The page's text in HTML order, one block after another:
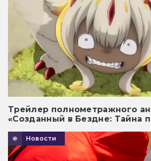
Трейлер полнометражного
«Созданный в Бездне: Тайна
Новости